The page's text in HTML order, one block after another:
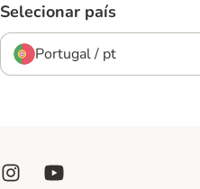
Selecionar país
Portugal / pt